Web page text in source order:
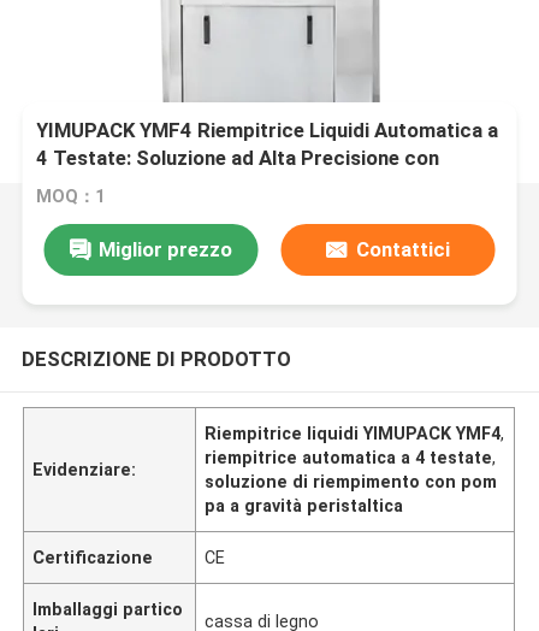
YIMUPACK YMF4 Riempitrice Liquidi Automatica a
4 Testate: Soluzione ad Alta Precisione con
Pompa a Gravità/Peristaltica
MOQ：1
Miglior prezzo Contattici
DESCRIZIONE DI PRODOTTO
Evidenziare:
Riempitrice liquidi YIMUPACK YMF4,
riempitrice automatica a 4 testate,
soluzione di riempimento con pom
pa a gravità peristaltica
Certificazione CE
Imballaggi partico
cassa di legno